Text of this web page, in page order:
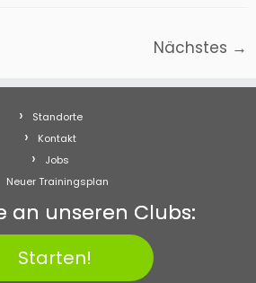
Nächstes →
Standorte
Kontakt
Jobs
Neuer Trainingsplan
an unseren Clubs:
Starten!